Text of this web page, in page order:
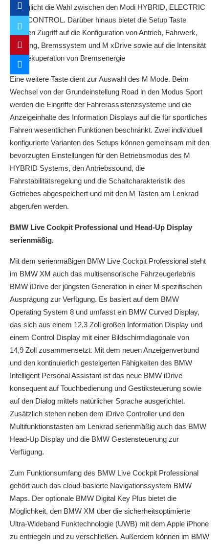
ermöglicht die Wahl zwischen den Modi HYBRID, ELECTRIC
und eCONTROL. Darüber hinaus bietet die Setup Taste
direkten Zugriff auf die Konfiguration von Antrieb, Fahrwerk,
Lenkung, Bremssystem und M xDrive sowie auf die Intensität
der Rekuperation von Bremsenergie
Eine weitere Taste dient zur Auswahl des M Mode. Beim
Wechsel von der Grundeinstellung Road in den Modus Sport
werden die Eingriffe der Fahrerassistenzsysteme und die
Anzeigeinhalte des Information Displays auf die für sportliches
Fahren wesentlichen Funktionen beschränkt. Zwei individuell
konfigurierte Varianten des Setups können gemeinsam mit den
bevorzugten Einstellungen für den Betriebsmodus des M
HYBRID Systems, den Antriebssound, die
Fahrstabilitätsregelung und die Schaltcharakteristik des
Getriebes abgespeichert und mit den M Tasten am Lenkrad
abgerufen werden.
BMW Live Cockpit Professional und Head-Up Display
serienmäßig.
Mit dem serienmäßigen BMW Live Cockpit Professional steht
im BMW XM auch das multisensorische Fahrzeugerlebnis
BMW iDrive der jüngsten Generation in einer M spezifischen
Ausprägung zur Verfügung. Es basiert auf dem BMW
Operating System 8 und umfasst ein BMW Curved Display,
das sich aus einem 12,3 Zoll großen Information Display und
einem Control Display mit einer Bildschirmdiagonale von
14,9 Zoll zusammensetzt. Mit dem neuen Anzeigenverbund
und den kontinuierlich gesteigerten Fähigkeiten des BMW
Intelligent Personal Assistant ist das neue BMW iDrive
konsequent auf Touchbedienung und Gestiksteuerung sowie
auf den Dialog mittels natürlicher Sprache ausgerichtet.
Zusätzlich stehen neben dem iDrive Controller und den
Multifunktionstasten am Lenkrad serienmäßig auch das BMW
Head-Up Display und die BMW Gestensteuerung zur
Verfügung.
Zum Funktionsumfang des BMW Live Cockpit Professional
gehört auch das cloud-basierte Navigationssystem BMW
Maps. Der optionale BMW Digital Key Plus bietet die
Möglichkeit, den BMW XM über die sicherheitsoptimierte
Ultra-Wideband Funktechnologie (UWB) mit dem Apple iPhone
zu entriegeln und zu verschließen. Außerdem können im BMW